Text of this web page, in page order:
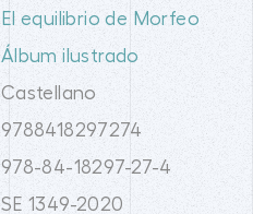
El equilibrio de Morfeo
Álbum ilustrado
Castellano
9788418297274
978-84-18297-27-4
SE 1349-2020